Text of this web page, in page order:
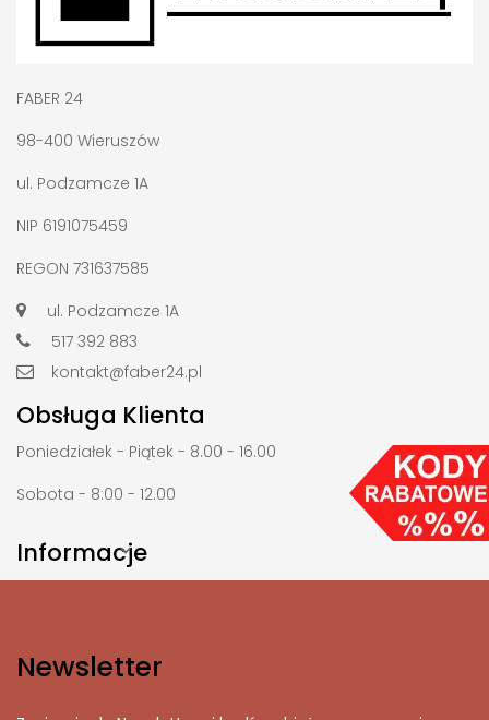
FABER 24
98-400 Wieruszów
ul. Podzamcze 1A
NIP 6191075459
REGON 731637585
ul. Podzamcze 1A
517 392 883
kontakt@faber24.pl
Obsługa Klienta
Poniedziałek - Piątek - 8.00 - 16.00
Sobota - 8:00 - 12.00
Informacje

Newsletter